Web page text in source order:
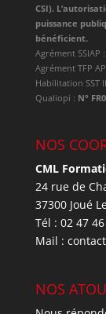
CSI).
puissance
bénéficient.
Agrément SSIAP :
Agrément TFP
Habilitation SST
Qualiopi : N°
NOS
CML
24 rue de
37300 Joué
Tél : 02 47
Mail :
NOS